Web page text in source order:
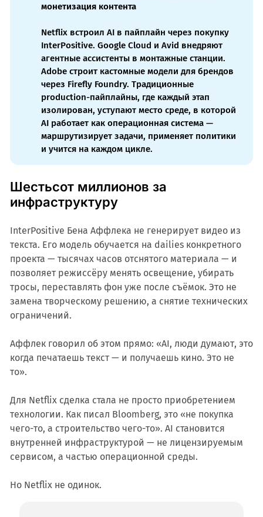
монетизация контента
Netflix встроил AI в пайплайн через покупку
InterPositive. Google Cloud и Avid внедряют
агентные ассистенты в монтажные станции.
Adobe строит кастомные модели для брендов
через Firefly Foundry. Традиционные
production-пайплайны, где каждый этап
изолирован, уступают место среде, в которой
AI работает как операционная система —
маршрутизирует задачи, применяет политики
и учится на каждом цикле.
Шестьсот миллионов за
инфраструктуру
InterPositive Бена Аффлека не генерирует видео из
текста. Его модель обучается на dailies конкретного
проекта — тысячах часов отснятого материала — и
позволяет режиссёру менять освещение, убирать
тросы, переставлять фон уже после съёмок. Это не
замена творческому решению, а снятие технических
ограничений.
Аффлек говорил об этом прямо: «AI, люди думают, это
когда печатаешь текст — и получаешь кино. Это не
то».
Для Netflix сделка стала не просто приобретением
технологии. Как писал Bloomberg, это «не покупка
чего-то, а строительство чего-то». AI становится
внутренней инфраструктурой — не лицензируемым
сервисом, а частью операционной среды.
Но Netflix не одинок.